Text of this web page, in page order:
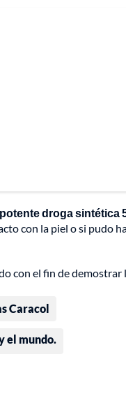
droga sintética
con la piel o si pudo
con el fin de demostrar
Caracol
el mundo.